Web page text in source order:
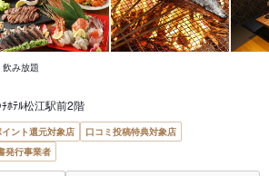
み放題
ﾎﾃﾙ松江駅前2階
ント還元対象店
口コミ投稿特典対象店
発行事業者